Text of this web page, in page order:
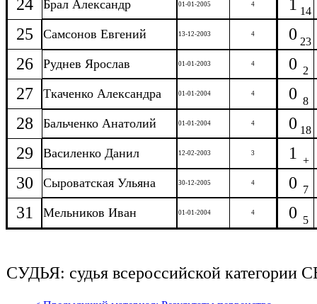
24 Брал Александр 01-01-2005 4 1 14
25 Самсонов Евгений 13-12-2003 4 0 23
26 Руднев Ярослав 01-01-2003 4 0 2
27 Ткаченко Александра 01-01-2004 4 0 8
28 Бальченко Анатолий 01-01-2004 4 0 18
29 Василенко Данил 12-02-2003 3 1 +
30 Сыроватская Ульяна 30-12-2005 4 0 7
31 Мельников Иван 01-01-2004 4 0 5
СУДЬЯ: судья всероссийской